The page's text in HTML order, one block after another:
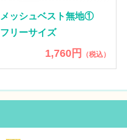
メッシュベスト無地①
フリーサイズ
1,760円 （税込）